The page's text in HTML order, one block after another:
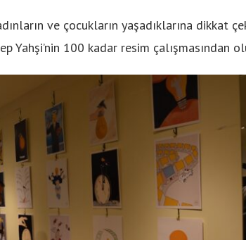
ve çocukların yaşadıklarına dikkat
Yahşi’nin 100 kadar resim çalışmasından